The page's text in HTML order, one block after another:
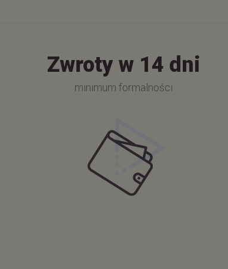
Zwroty w 14 dni
minimum formalności